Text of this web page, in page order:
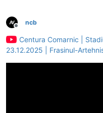
Deconectat
ncb
Centura Comarnic |
23.12.2025 | Frasinul-